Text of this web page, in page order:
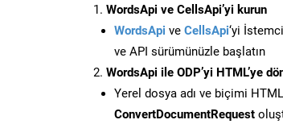
WordsApi ve CellsApi’yi kurun
WordsApi ve CellsApi‘yi
ve API sürümünüzle başlatın
WordsApi ile ODP’yi HTML’ye
Yerel dosya adı ve biçimi
ConvertDocumentRequest